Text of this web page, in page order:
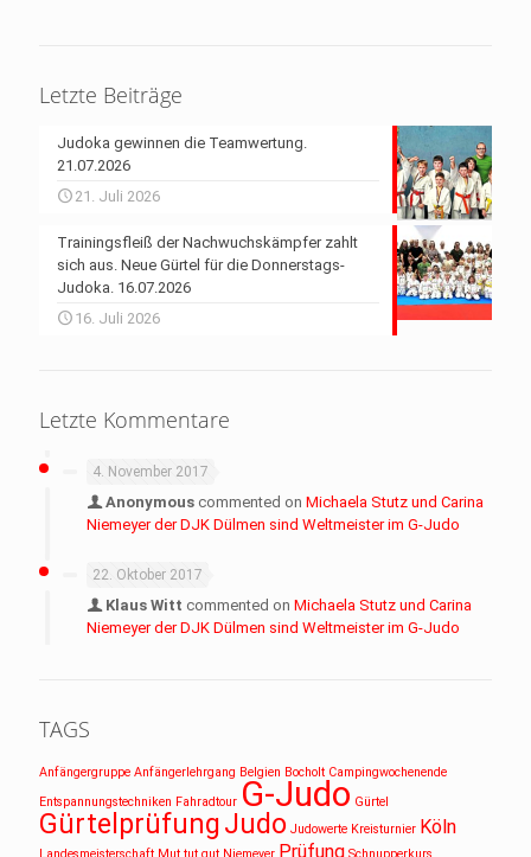
Letzte Beiträge
Judoka gewinnen die Teamwertung.
21.07.2026
21. Juli 2026
Trainingsfleiß der Nachwuchskämpfer zahlt
sich aus. Neue Gürtel für die Donnerstags-
Judoka. 16.07.2026
16. Juli 2026
Letzte Kommentare
4. November 2017
Anonymous commented on Michaela Stutz und Carina
Niemeyer der DJK Dülmen sind Weltmeister im G-Judo
22. Oktober 2017
Klaus Witt commented on Michaela Stutz und Carina
Niemeyer der DJK Dülmen sind Weltmeister im G-Judo
TAGS
Anfängergruppe Anfängerlehrgang Belgien Bocholt Campingwochenende
Entspannungstechniken Fahradtour G-Judo Gürtel
GürtelprüfungJudo Judowerte Kreisturnier Köln
Prüfung